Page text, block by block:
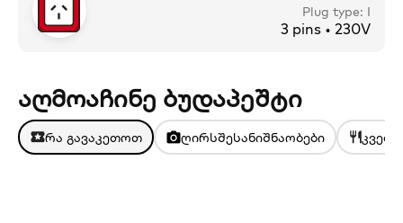
Plug type: I
3 pins • 230V
აღმოაჩინე ბუდაპეშტი
რა გავაკეთოთ ღირსშესანიშნაობები კვება